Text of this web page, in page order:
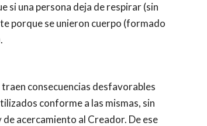
si una persona deja de respirar (sin
porque se unieron cuerpo (formado
conforme a las mismas, sin
acercamiento al Creador. De ese